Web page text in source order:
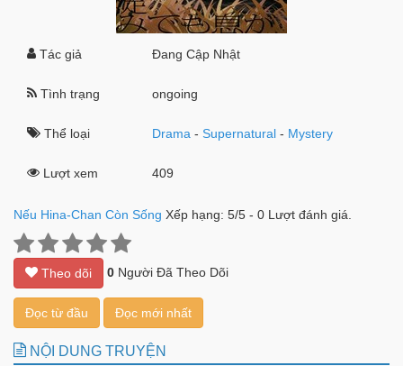
Tác giả Đang Cập Nhật
Tình trạng ongoing
Thể loại Drama -Supernatural - Mystery
Lượt xem 409
Nếu Hina-Chan Còn Sống Xếp hạng: 5/5 - 0 Lượt đánh giá.
Theo dõi 0 Người Đã Theo Dõi
Đọc từ đầu Đọc mới nhất
NỘI DUNG TRUYỆN